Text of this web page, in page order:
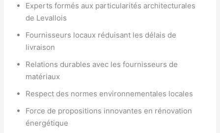
Experts formés aux particularités architecturales
de Levallois
Fournisseurs locaux réduisant les délais de
livraison
Relations durables avec les fournisseurs de
matériaux
Respect des normes environnementales locales
Force de propositions innovantes en rénovation
énergétique